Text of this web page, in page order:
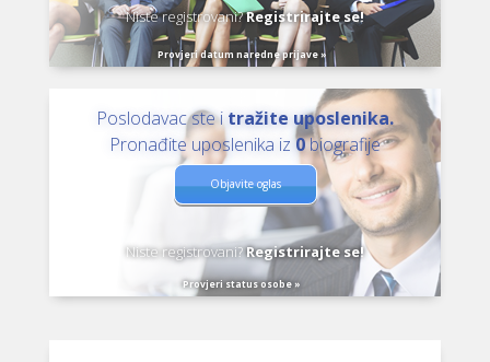
Niste registrovani?Registrirajte se!
Provjeri datum naredne prijave »
Poslodavac ste i tražite uposlenika.
Pronađite uposlenika iz 0biografije
Objavite oglas
Niste registrovani?Registrirajte se!
Provjeri status osobe »